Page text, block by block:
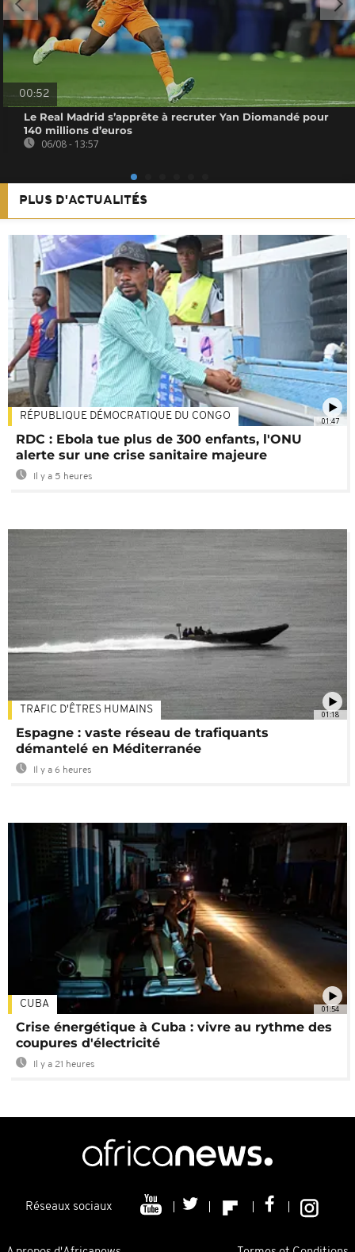
00:52
Le Real Madrid s’apprête à recruter Yan Diomandé pour
140 millions d’euros
06/08 - 13:57
PLUS D'ACTUALITÉS
01:47
RÉPUBLIQUE DÉMOCRATIQUE DU CONGO
RDC : Ebola tue plus de 300 enfants, l'ONU
alerte sur une crise sanitaire majeure
Il y a 5 heures
01:18
TRAFIC D'ÊTRES HUMAINS
Espagne : vaste réseau de trafiquants
démantelé en Méditerranée
Il y a 6 heures
01:54
CUBA
Crise énergétique à Cuba : vivre au rythme des
coupures d'électricité
Il y a 21 heures
Réseaux sociaux